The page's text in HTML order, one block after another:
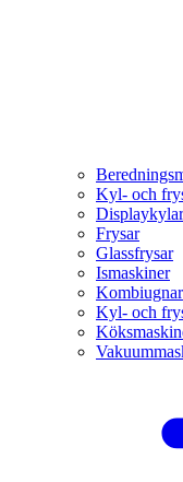
Kyl- och
Displaykylar
Frysar
Glassfrysar
Ismaskiner
Kombiugnar
Kyl- och